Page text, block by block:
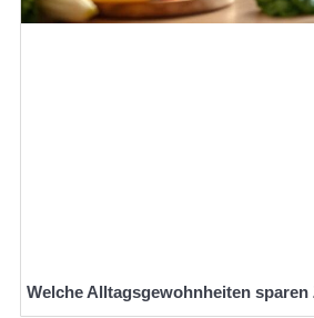
Welche Alltagsgewohnheiten sparen